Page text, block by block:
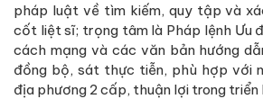
pháp luật về tìm kiếm, quy tập và
cốt liệt sĩ; trọng tâm là Pháp lệnh Ưu
cách mạng và các văn bản hướng
đồng bộ, sát thực tiễn, phù hợp với
địa phương 2 cấp, thuận lợi trong triển